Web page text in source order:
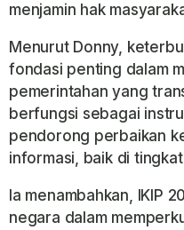
menjamin hak
Menurut Donny,
fondasi penting dalam
pemerintahan yang
berfungsi sebagai
pendorong perbaikan
informasi, baik di
Ia menambahkan, IKIP
negara dalam